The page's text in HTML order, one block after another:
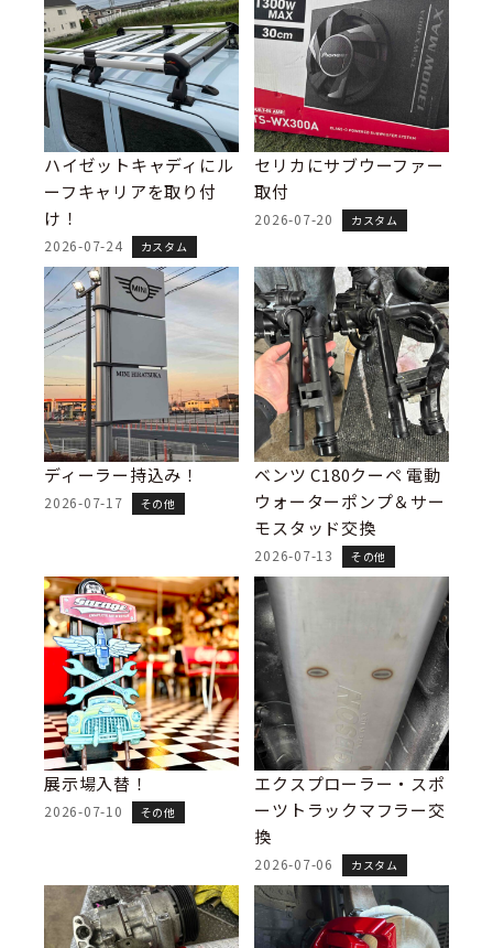
ハイゼットキャディにル
ーフキャリアを取り付
け！
2026-07-24 カスタム
セリカにサブウーファー
取付
2026-07-20 カスタム
ディーラー持込み！
2026-07-17 その他
ベンツ C180クーペ 電動
ウォーターポンプ＆サー
モスタッド交換
2026-07-13 その他
展示場入替！
2026-07-10 その他
エクスプローラー・スポ
ーツトラックマフラー交
換
2026-07-06 カスタム